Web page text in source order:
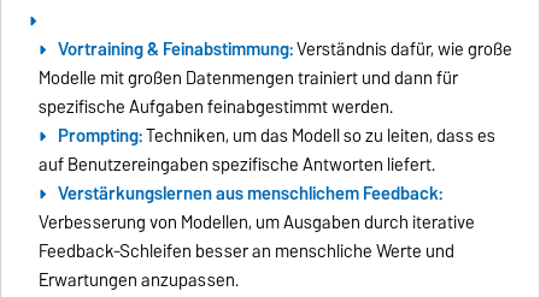
Vortraining & Feinabstimmung:Verständnis dafür, wie große
Modelle mit großen Datenmengen trainiert und dann für
spezifische Aufgaben feinabgestimmt werden.
Prompting:Techniken, um das Modell so zu leiten, dass es
auf Benutzereingaben spezifische Antworten liefert.
Verstärkungslernen aus menschlichem Feedback:
Verbesserung von Modellen, um Ausgaben durch iterative
Feedback-Schleifen besser an menschliche Werte und
Erwartungen anzupassen.